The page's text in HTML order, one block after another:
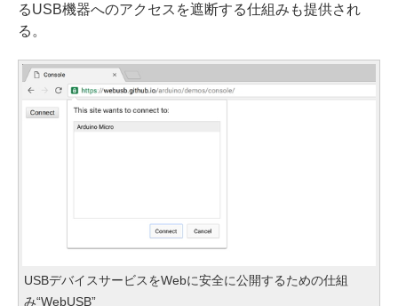
るUSB機器へのアクセスを遮断する仕組みも提供され
る。
USBデバイスサービスをWebに安全に公開するための仕組
み“WebUSB”